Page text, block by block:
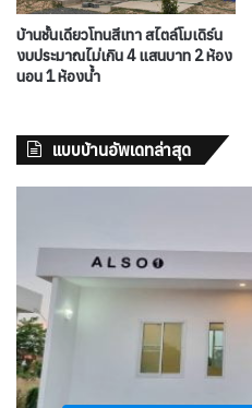
บ้านชั้นเดียวโทนสีเทา สไตล์โมเดิร์น
งบประมาณไม่เกิน 4 แสนบาท 2 ห้อง
นอน 1 ห้องน้ำ
แบบบ้านอัพเดทล่าสุด